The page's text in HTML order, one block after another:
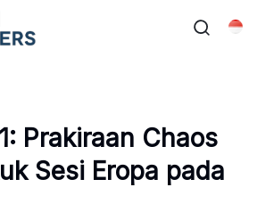
Prakiraan Chaos
Sesi Eropa pada